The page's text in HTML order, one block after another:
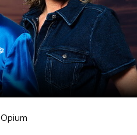
Opium